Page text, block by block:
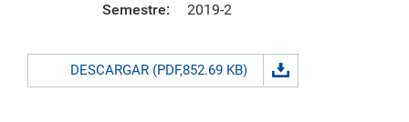
Semestre: 2019-2
DESCARGAR (PDF,852.69 KB)